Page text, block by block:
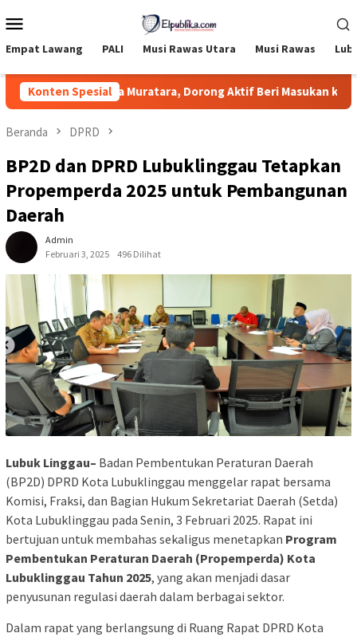
ke
Mobile
Empat Lawang PALI Musi Rawas Utara Musi Rawas
Konten Spesial
Pemuda Muratara, Dorong Aktif Beri Masukan kepada
Beranda DPRD
BP2D dan DPRD Lubuklinggau Tetapkan
Propemperda 2025 untuk Pembangunan
Daerah
Admin
Februari 3, 2025
496 Dilihat
Lubuk Linggau– Badan Pembentukan Peraturan Daerah
(BP2D) DPRD Kota Lubuklinggau menggelar rapat bersama
Komisi, Fraksi, dan Bagian Hukum Sekretariat Daerah (Setda)
Kota Lubuklinggau pada Senin, 3 Februari 2025. Rapat ini
bertujuan untuk membahas sekaligus menetapkan Program
Pembentukan Peraturan Daerah (Propemperda) Kota
Lubuklinggau Tahun 2025, yang akan menjadi dasar
penyusunan regulasi daerah dalam berbagai sektor.
Dalam rapat yang berlangsung di Ruang Rapat DPRD Kota